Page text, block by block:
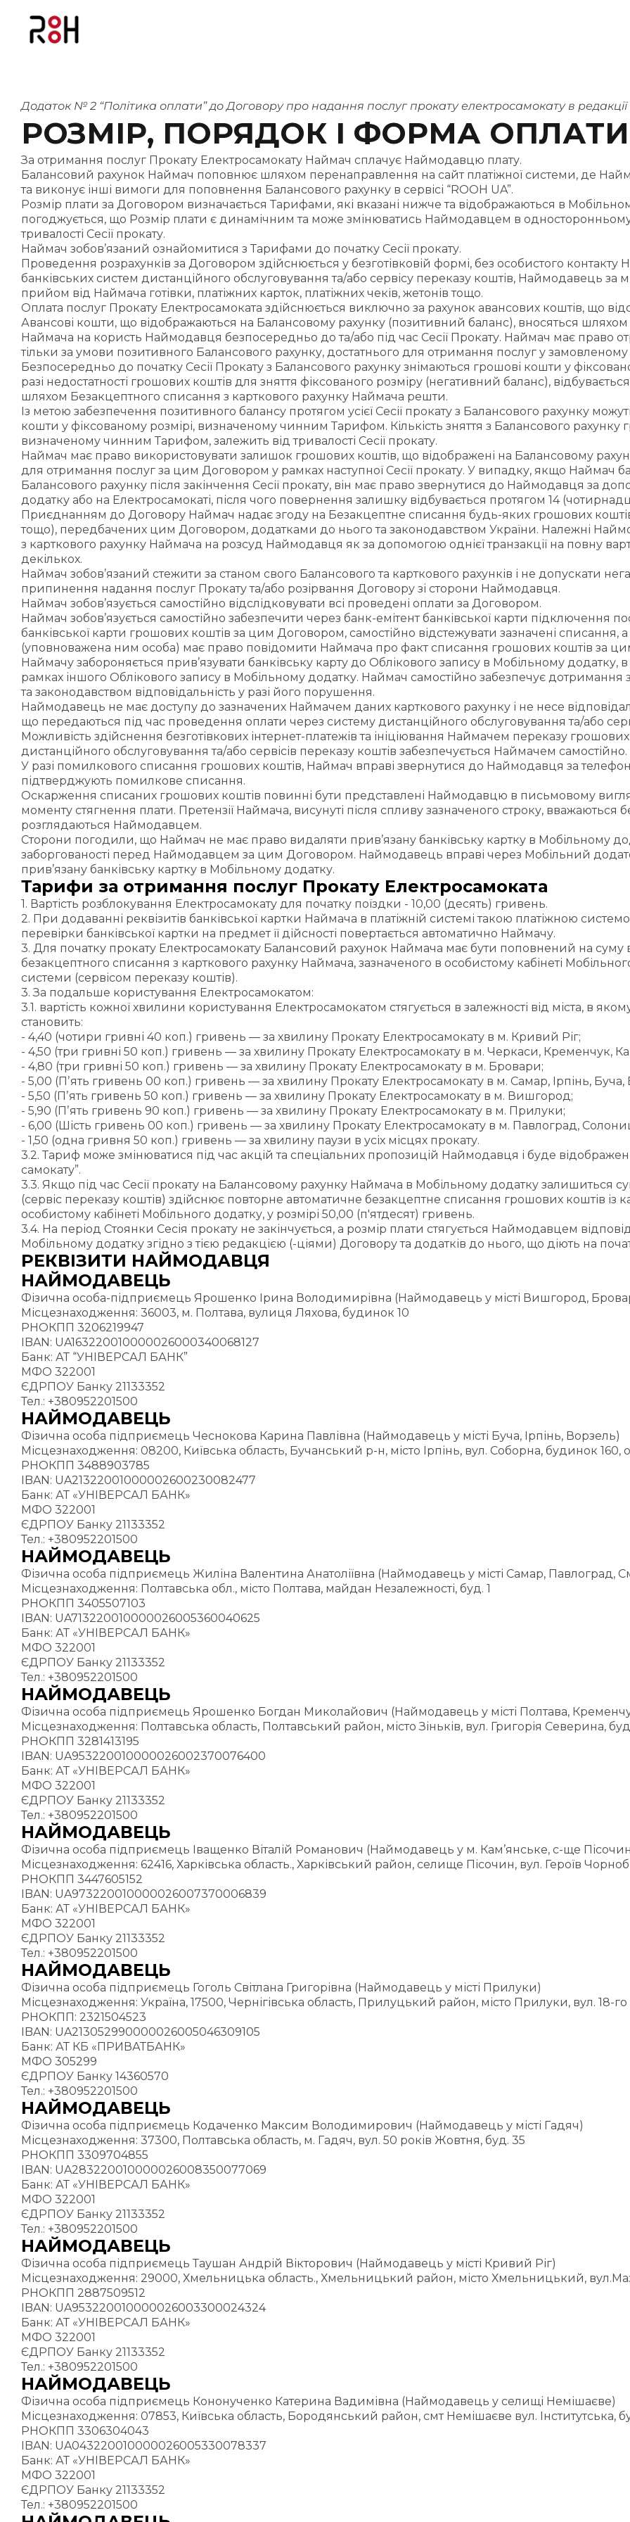
Додаток № 2 “Політика оплати” до Договору про надання послуг прокату електросамокату в редакції
РОЗМІР, ПОРЯДОК І ФОРМА
За отримання послуг Прокату Електросамокату Наймач сплачує Наймодавцю плату.
Балансовий рахунок Наймач поповнює шляхом перенаправлення на сайт платіжної системи, де
та виконує інші вимоги для поповнення Балансового рахунку в сервісі “ROOH UA”.
Розмір плати за Договором визначається Тарифами, які вказані нижче та відображаються в
погоджується, що Розмір плати є динамічним та може змінюватись Наймодавцем в односторонньому
тривалості Сесії прокату.
Наймач зобов’язаний ознайомитися з Тарифами до початку Сесії прокату.
Проведення розрахунків за Договором здійснюється у безготівковій формі, без особистого
банківських систем дистанційного обслуговування та/або сервісу переказу коштів, Наймодавець
прийом від Наймача готівки, платіжних карток, платіжних чеків, жетонів тощо.
Оплата послуг Прокату Електросамоката здійснюється виключно за рахунок авансових коштів, що
Авансові кошти, що відображаються на Балансовому рахунку (позитивний баланс), вносяться
Наймача на користь Наймодавця безпосередньо до та/або під час Сесії Прокату. Наймач має право
тільки за умови позитивного Балансового рахунку, достатнього для отримання послуг у замовленому
Безпосередньо до початку Сесії Прокату з Балансового рахунку знімаються грошові кошти у
разі недостатності грошових коштів для зняття фіксованого розміру (негативний баланс),
шляхом Безакцептного списання з карткового рахунку Наймача решти.
Із метою забезпечення позитивного балансу протягом усієї Сесії прокату з Балансового рахунку
кошти у фіксованому розмірі, визначеному чинним Тарифом. Кількість зняття з Балансового рахунку
визначеному чинним Тарифом, залежить від тривалості Сесії прокату.
Наймач має право використовувати залишок грошових коштів, що відображені на Балансовому
для отримання послуг за цим Договором у рамках наступної Сесії прокату. У випадку, якщо Наймач
Балансового рахунку після закінчення Сесії прокату, він має право звернутися до Наймодавця за
додатку або на Електросамокаті, після чого повернення залишку відбувається протягом 14
Приєднанням до Договору Наймач надає згоду на Безакцептне списання будь-яких грошових коштів
тощо), передбачених цим Договором, додатками до нього та законодавством України. Належні
з карткового рахунку Наймача на розсуд Наймодавця як за допомогою однієї транзакції на повну
декількох.
Наймач зобов’язаний стежити за станом свого Балансового та карткового рахунків і не допускати
припинення надання послуг Прокату та/або розірвання Договору зі сторони Наймодавця.
Наймач зобов’язується самостійно відслідковувати всі проведені оплати за Договором.
Наймач зобов’язується самостійно забезпечити через банк-емітент банківської карти підключення
банківської карти грошових коштів за цим Договором, самостійно відстежувати зазначені списання,
(уповноважена ним особа) має право повідомити Наймача про факт списання грошових коштів за
Наймачу забороняється прив’язувати банківську карту до Облікового запису в Мобільному додатку, в
рамках іншого Облікового запису в Мобільному додатку. Наймач самостійно забезпечує
та законодавством відповідальність у разі його порушення.
Наймодавець не має доступу до зазначених Наймачем даних карткового рахунку і не несе
що передаються під час проведення оплати через систему дистанційного обслуговування та/або
Можливість здійснення безготівкових інтернет-платежів та ініціювання Наймачем переказу
дистанційного обслуговування та/або сервісів переказу коштів забезпечується Наймачем самостійно.
У разі помилкового списання грошових коштів, Наймач вправі звернутися до Наймодавця за
підтверджують помилкове списання.
Оскарження списаних грошових коштів повинні бути представлені Наймодавцю в письмовому
моменту стягнення плати. Претензії Наймача, висунуті після спливу зазначеного строку,
розглядаються Наймодавцем.
Сторони погодили, що Наймач не має право видаляти прив’язану банківську картку в Мобільному
заборгованості перед Наймодавцем за цим Договором. Наймодавець вправі через Мобільний
прив’язану банківську картку в Мобільному додатку.
Тарифи за отримання послуг Прокату Електросамоката
1. Вартість розблокування Електросамокату для початку поїздки - 10,00 (десять) гривень.
2. При додаванні реквізитів банківської картки Наймача в платіжній системі такою платіжною
перевірки банківської картки на предмет її дійсності повертається автоматично Наймачу.
3. Для початку прокату Електросамокату Балансовий рахунок Наймача має бути поповнений на суму
безакцептного списання з карткового рахунку Наймача, зазначеного в особистому кабінеті
системи (сервісом переказу коштів).
3. За подальше користування Електросамокатом:
3.1. вартість кожної хвилини користування Електросамокатом стягується в залежності від міста, в
становить:
- 4,40 (чотири гривні 40 коп.) гривень — за хвилину Прокату Електросамокату в м. Кривий Ріг;
- 4,50 (три гривні 50 коп.) гривень — за хвилину Прокату Електросамокату в м. Черкаси, Кременчук,
- 4,80 (три гривні 50 коп.) гривень — за хвилину Прокату Електросамокату в м. Бровари;
- 5,00 (Пʼять гривень 00 коп.) гривень — за хвилину Прокату Електросамокату в м. Самар, Ірпінь,
- 5,50 (Пʼять гривень 50 коп.) гривень — за хвилину Прокату Електросамокату в м. Вишгород;
- 5,90 (Пʼять гривень 90 коп.) гривень — за хвилину Прокату Електросамокату в м. Прилуки;
- 6,00 (Шість гривень 00 коп.) гривень — за хвилину Прокату Електросамокату в м. Павлоград,
- 1,50 (одна гривня 50 коп.) гривень — за хвилину паузи в усіх місцях прокату.
3.2. Тариф може змінюватися під час акцій та спеціальних пропозицій Наймодавця і буде
самокату”.
3.3. Якщо під час Сесії прокату на Балансовому рахунку Наймача в Мобільному додатку залишиться
(сервіс переказу коштів) здійснює повторне автоматичне безакцептне списання грошових коштів із
особистому кабінеті Мобільного додатку, у розмірі 50,00 (п'ятдесят) гривень.
3.4. На період Стоянки Сесія прокату не закінчується, а розмір плати стягується Наймодавцем
Мобільному додатку згідно з тією редакцією (-ціями) Договору та додатків до нього, що діють на
РЕКВІЗИТИ НАЙМОДАВЦЯ
НАЙМОДАВЕЦЬ
Фізична особа-підприємець Ярошенко Ірина Володимирівна (Наймодавець у місті Вишгород,
Місцезнаходження: 36003, м. Полтава, вулиця Ляхова, будинок 10
РНОКПП 3206219947
IBAN: UA163220010000026000340068127
Банк: АТ “УНІВЕРСАЛ БАНК”
МФО 322001
ЄДРПОУ Банку 21133352
Тел.: +380952201500
НАЙМОДАВЕЦЬ
Фізична особа підприємець Чеснокова Карина Павлівна (Наймодавець у місті Буча, Ірпінь, Ворзель)
Місцезнаходження: 08200, Київська область, Бучанський р-н, місто Ірпінь, вул. Соборна, будинок 160,
РНОКПП 3488903785
IBAN: UA21322001000002600230082477
Банк: АТ «УНІВЕРСАЛ БАНК»
МФО 322001
ЄДРПОУ Банку 21133352
Тел.: +380952201500
НАЙМОДАВЕЦЬ
Фізична особа підприємець Жиліна Валентина Анатоліївна (Наймодавець у місті Самар, Павлоград,
Місцезнаходження: Полтавська обл., місто Полтава, майдан Незалежності, буд. 1
РНОКПП 3405507103
IBAN: UA713220010000026005360040625
Банк: АТ «УНІВЕРСАЛ БАНК»
МФО 322001
ЄДРПОУ Банку 21133352
Тел.: +380952201500
НАЙМОДАВЕЦЬ
Фізична особа підприємець Ярошенко Богдан Миколайович (Наймодавець у місті Полтава,
Місцезнаходження: Полтавська область, Полтавський район, місто Зіньків, вул. Григорія Северина,
РНОКПП 3281413195
IBAN: UA953220010000026002370076400
Банк: АТ «УНІВЕРСАЛ БАНК»
МФО 322001
ЄДРПОУ Банку 21133352
Тел.: +380952201500
НАЙМОДАВЕЦЬ
Фізична особа підприємець Іващенко Віталій Романович (Наймодавець у м. Кам’янське, с-ще
Місцезнаходження: 62416, Харківська область., Харківський район, селище Пісочин, вул. Героїв
РНОКПП 3447605152
IBAN: UA973220010000026007370006839
Банк: АТ «УНІВЕРСАЛ БАНК»
МФО 322001
ЄДРПОУ Банку 21133352
Тел.: +380952201500
НАЙМОДАВЕЦЬ
Фізична особа підприємець Гоголь Світлана Григорівна (Наймодавець у місті Прилуки)
Місцезнаходження: Україна, 17500, Чернігівська область, Прилуцький район, місто Прилуки, вул. 18-
РНОКПП: 2321504523
IBAN: UA213052990000026005046309105
Банк: АТ КБ «ПРИВАТБАНК»
МФО 305299
ЄДРПОУ Банку 14360570
Тел.: +380952201500
НАЙМОДАВЕЦЬ
Фізична особа підприємець Кодаченко Максим Володимирович (Наймодавець у місті Гадяч)
Місцезнаходження: 37300, Полтавська область, м. Гадяч, вул. 50 років Жовтня, буд. 35
РНОКПП 3309704855
IBAN: UA283220010000026008350077069
Банк: АТ «УНІВЕРСАЛ БАНК»
МФО 322001
ЄДРПОУ Банку 21133352
Тел.: +380952201500
НАЙМОДАВЕЦЬ
Фізична особа підприємець Таушан Андрій Вікторович (Наймодавець у місті Кривий Ріг)
Місцезнаходження: 29000, Хмельницька область., Хмельницький район, місто Хмельницький,
РНОКПП 2887509512
IBAN: UA953220010000026003300024324
Банк: АТ «УНІВЕРСАЛ БАНК»
МФО 322001
ЄДРПОУ Банку 21133352
Тел.: +380952201500
НАЙМОДАВЕЦЬ
Фізична особа підприємець Кононученко Катерина Вадимівна (Наймодавець у селищі Немішаєве)
Місцезнаходження: 07853, Київська область, Бородянський район, смт Немішаєве вул. Інститутська,
РНОКПП 3306304043
IBAN: UA043220010000026005330078337
Банк: АТ «УНІВЕРСАЛ БАНК»
МФО 322001
ЄДРПОУ Банку 21133352
Тел.: +380952201500